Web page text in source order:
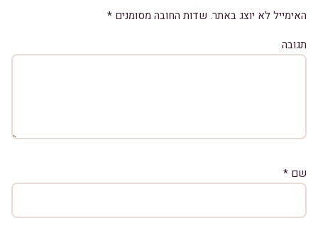
האימייל לא יוצג באתר. שדות החובה מסומנים *
תגובה
שם *